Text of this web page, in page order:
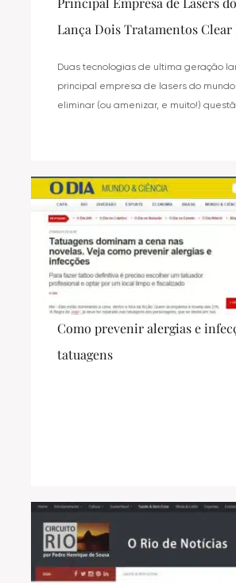
Lança Dois Tratamentos Clear
Duas tecnologias de ultima geração
principal empresa de lasers do
eliminar (ou amenizar, e muito!)
Como prevenir alergias e
tatuagens